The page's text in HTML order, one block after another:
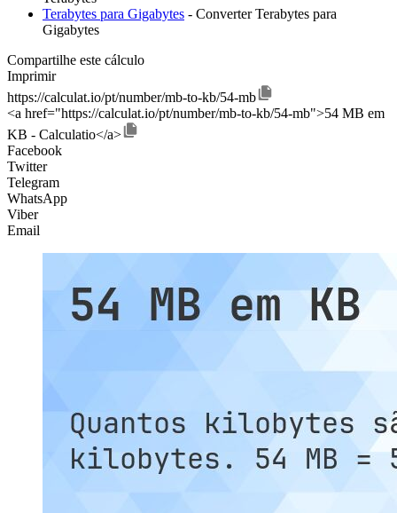
Terabytes para Gigabytes - Converter Terabytes para
Gigabytes
Compartilhe este cálculo
Imprimir
https://calculat.io/pt/number/mb-to-kb/54-mb
<a href="https://calculat.io/pt/number/mb-to-kb/54-mb">54 MB em
KB - Calculatio</a>
Facebook
Twitter
Telegram
WhatsApp
Viber
Email